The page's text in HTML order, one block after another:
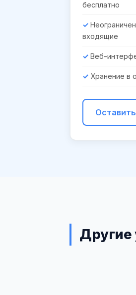
бесплатно
входящие
Веб-
Хранение в
Другие